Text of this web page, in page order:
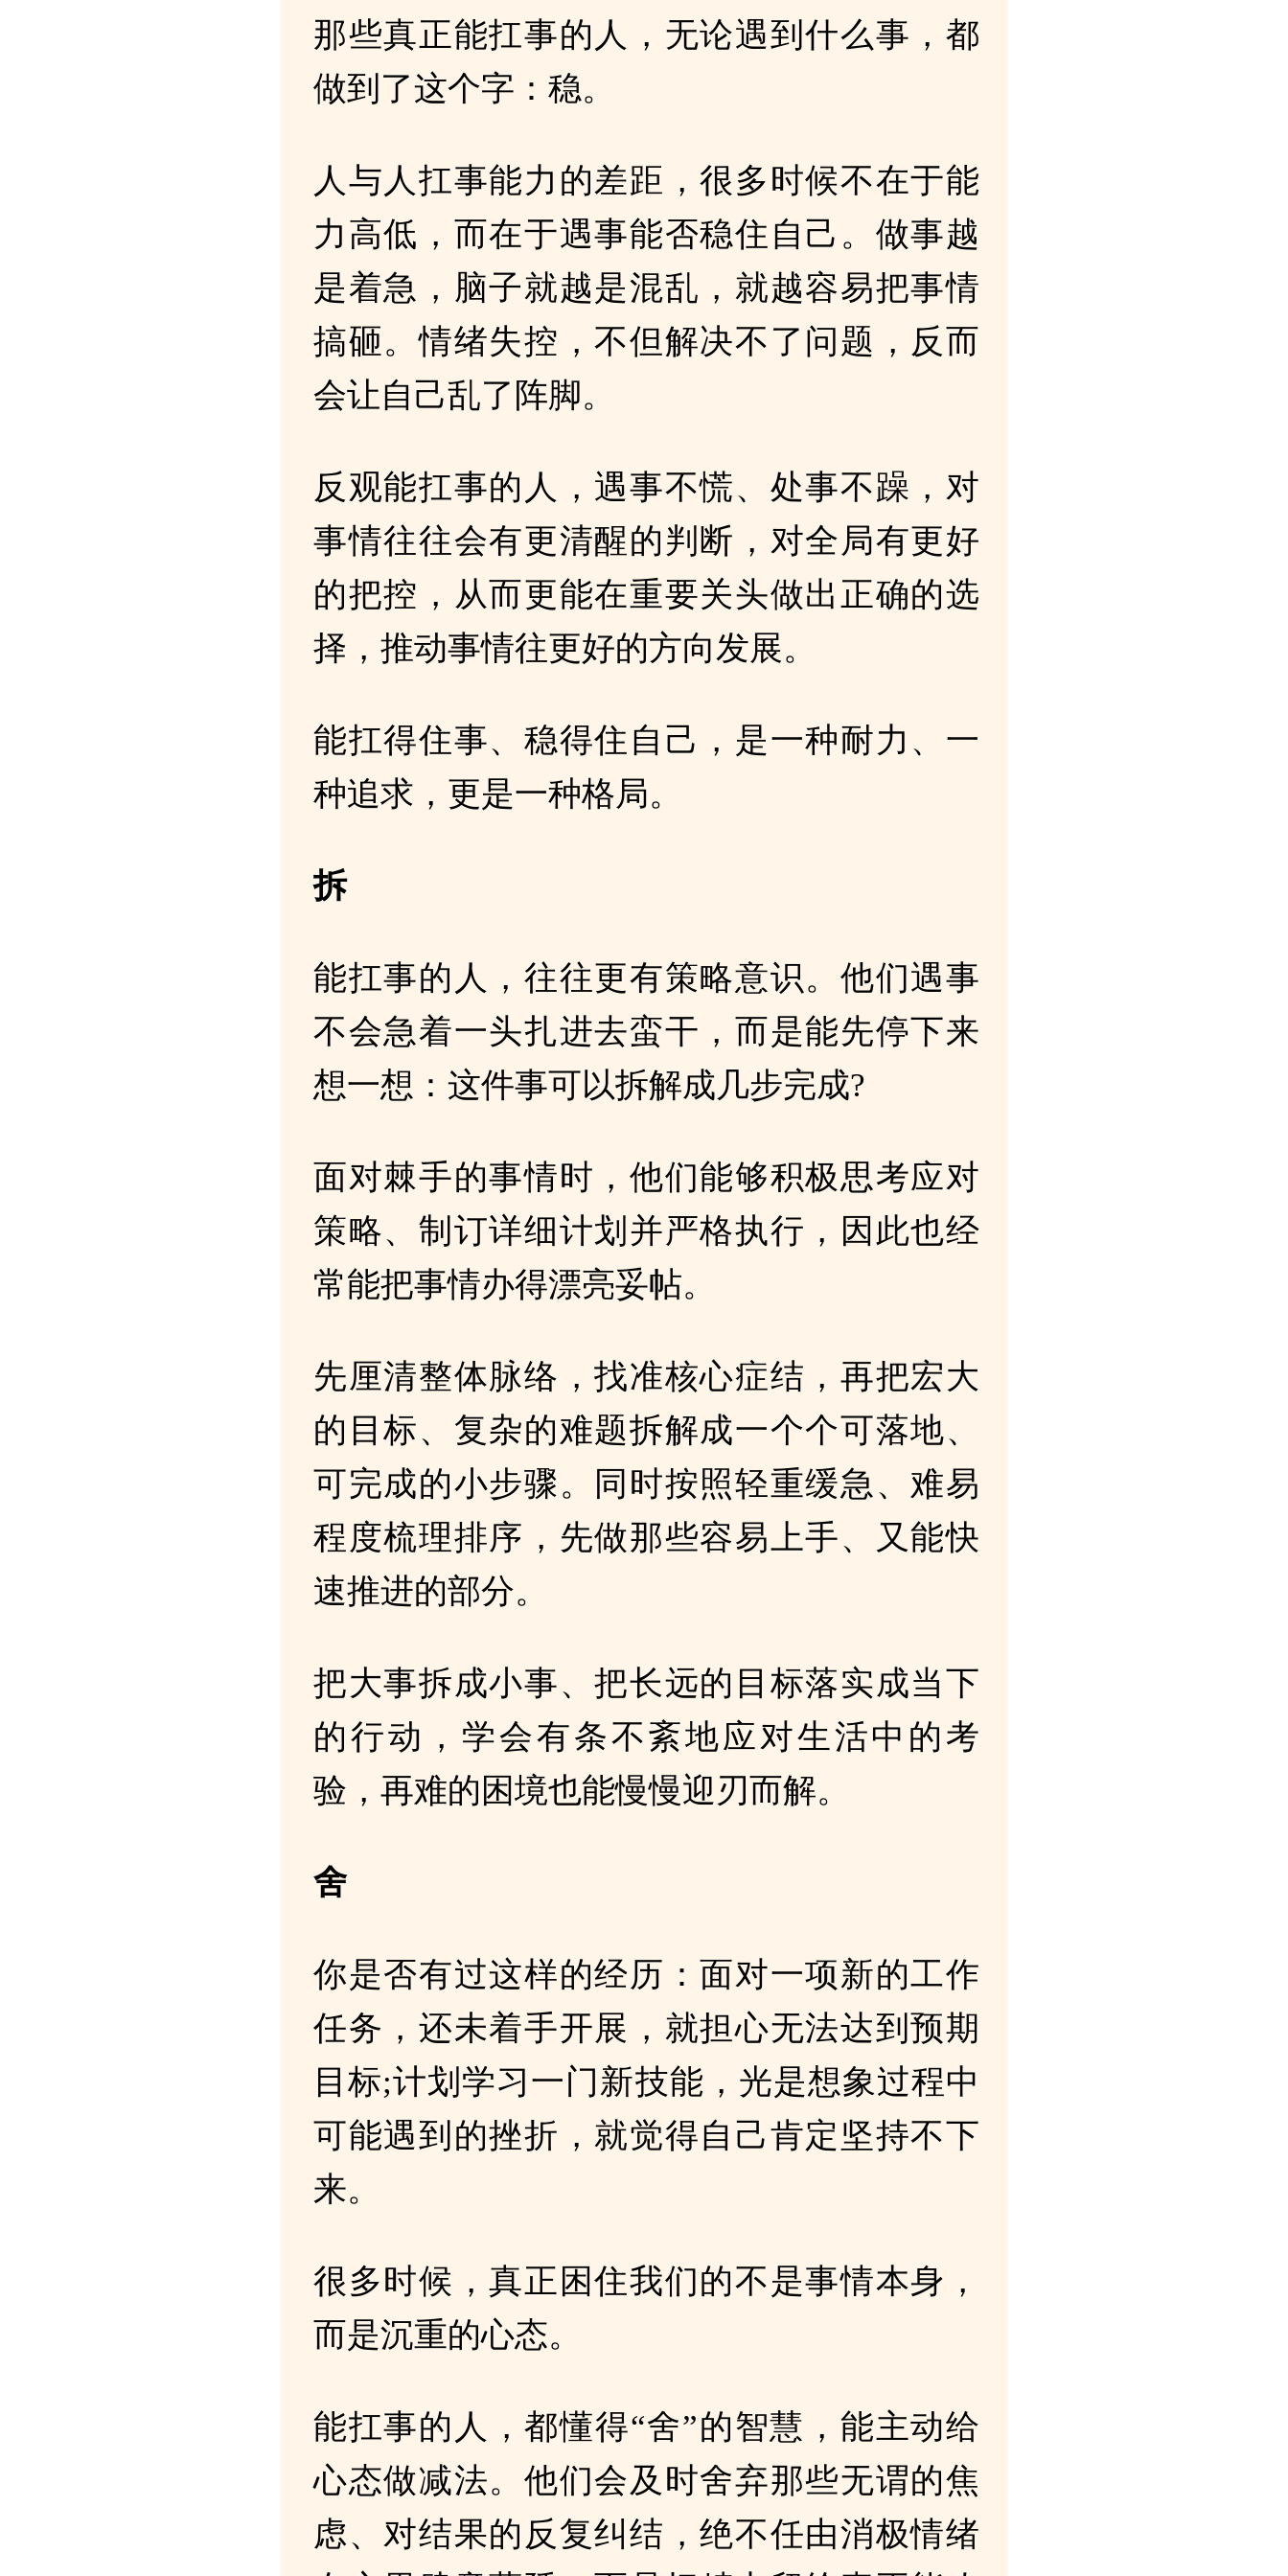
那些真正能扛事的人，无论遇到什么事，都
做到了这个字：稳。
人与人扛事能力的差距，很多时候不在于能
力高低，而在于遇事能否稳住自己。做事越
是着急，脑子就越是混乱，就越容易把事情
搞砸。情绪失控，不但解决不了问题，反而
会让自己乱了阵脚。
反观能扛事的人，遇事不慌、处事不躁，对
事情往往会有更清醒的判断，对全局有更好
的把控，从而更能在重要关头做出正确的选
择，推动事情往更好的方向发展。
能扛得住事、稳得住自己，是一种耐力、一
种追求，更是一种格局。
拆
能扛事的人，往往更有策略意识。他们遇事
不会急着一头扎进去蛮干，而是能先停下来
想一想：这件事可以拆解成几步完成?
面对棘手的事情时，他们能够积极思考应对
策略、制订详细计划并严格执行，因此也经
常能把事情办得漂亮妥帖。
先厘清整体脉络，找准核心症结，再把宏大
的目标、复杂的难题拆解成一个个可落地、
可完成的小步骤。同时按照轻重缓急、难易
程度梳理排序，先做那些容易上手、又能快
速推进的部分。
把大事拆成小事、把长远的目标落实成当下
的行动，学会有条不紊地应对生活中的考
验，再难的困境也能慢慢迎刃而解。
舍
你是否有过这样的经历：面对一项新的工作
任务，还未着手开展，就担心无法达到预期
目标;计划学习一门新技能，光是想象过程中
可能遇到的挫折，就觉得自己肯定坚持不下
来。
很多时候，真正困住我们的不是事情本身，
而是沉重的心态。
能扛事的人，都懂得“舍”的智慧，能主动给
心态做减法。他们会及时舍弃那些无谓的焦
虑、对结果的反复纠结，绝不任由消极情绪